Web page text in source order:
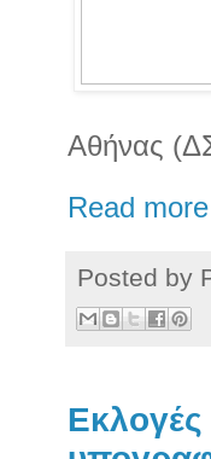
Αθήνας
Read
Posted by
Εκλογές